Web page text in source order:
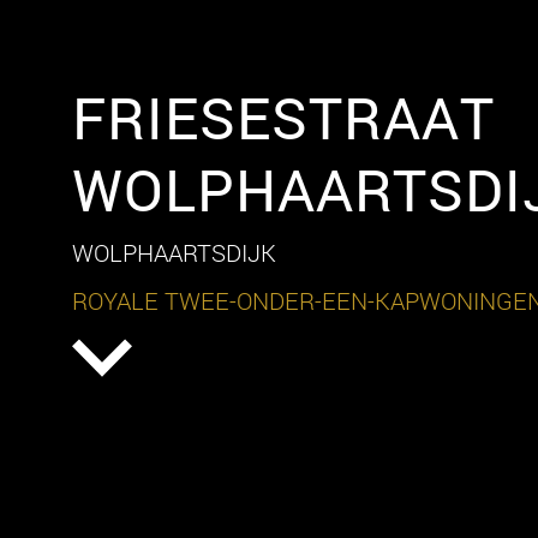
FRIESESTRAAT
WOLPHAARTSDIJK
ROYALE TWEE-ONDER-EEN-